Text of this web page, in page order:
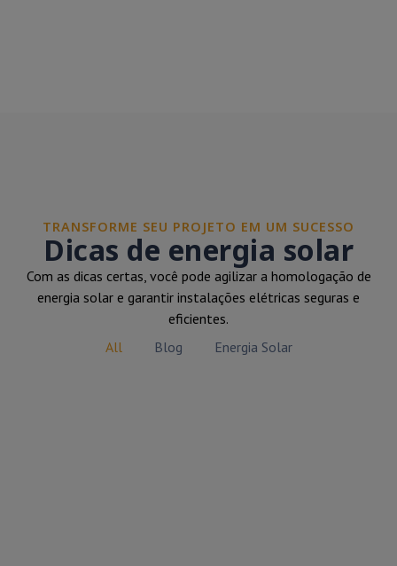
TRANSFORME SEU PROJETO EM UM SUCESSO
Dicas de energia solar
Com as dicas certas, você pode agilizar a homologação de
energia solar e garantir instalações elétricas seguras e
eficientes.
All
Blog Energia Solar